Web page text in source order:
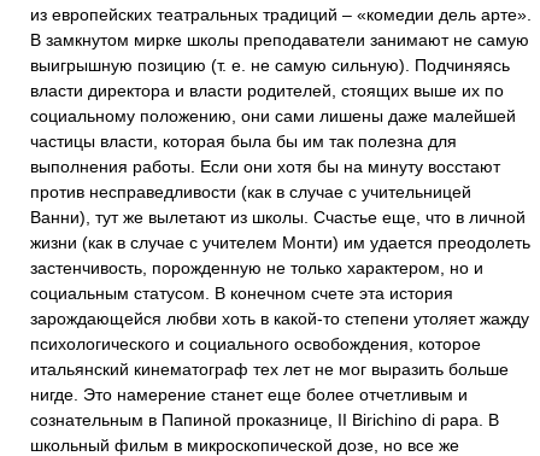
из европейских театральных традиций – «комедии дель арте».
В замкнутом мирке школы преподаватели занимают не самую
выигрышную позицию (т. е. не самую сильную). Подчиняясь
власти директора и власти родителей, стоящих выше их по
социальному положению, они сами лишены даже малейшей
частицы власти, которая была бы им так полезна для
выполнения работы. Если они хотя бы на минуту восстают
против несправедливости (как в случае с учительницей
Ванни), тут же вылетают из школы. Счастье еще, что в личной
жизни (как в случае с учителем Монти) им удается преодолеть
застенчивость, порожденную не только характером, но и
социальным статусом. В конечном счете эта история
зарождающейся любви хоть в какой-то степени утоляет жажду
психологического и социального освобождения, которое
итальянский кинематограф тех лет не мог выразить больше
нигде. Это намерение станет еще более отчетливым и
сознательным в Папиной проказнице, II Birichino di papa. В
школьный фильм в микроскопической дозе, но все же